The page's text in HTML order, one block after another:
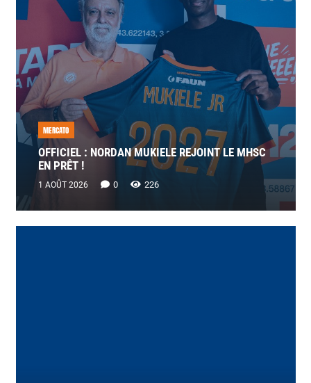
MERCATO
OFFICIEL : NORDAN MUKIELE REJOINT LE MHSC
EN PRÊT !
1 AOÛT 2026 0 226